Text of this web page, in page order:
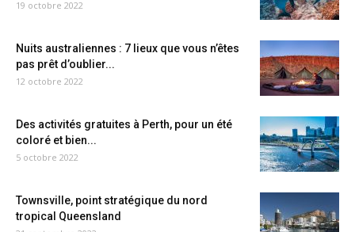
19 octobre 2022
Nuits australiennes : 7 lieux que vous n’êtes
pas prêt d’oublier...
12 octobre 2022
Des activités gratuites à Perth, pour un été
coloré et bien...
5 octobre 2022
Townsville, point stratégique du nord
tropical Queensland